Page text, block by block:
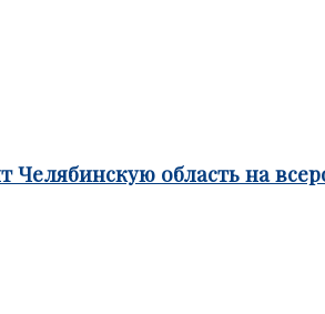
область на